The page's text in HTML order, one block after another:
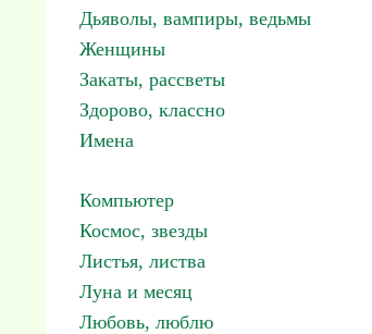
Дьяволы, вампиры, ведьмы
Женщины
Закаты, рассветы
Здорово, классно
Имена
Компьютер
Космос, звезды
Листья, листва
Луна и месяц
Любовь, люблю